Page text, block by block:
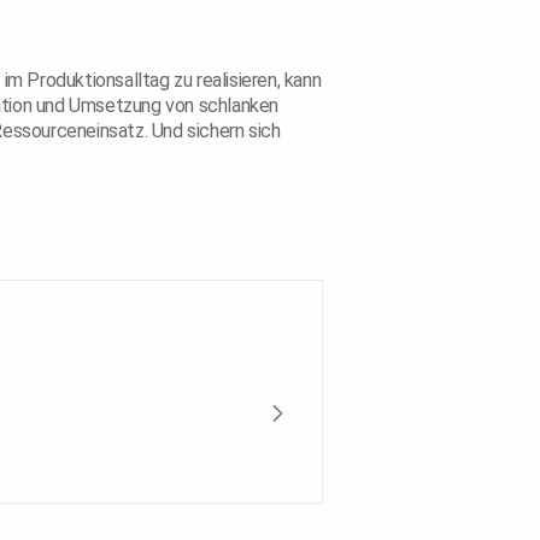
Produktionsalltag zu realisieren, kann
und Umsetzung von schlanken
Und sichern sich